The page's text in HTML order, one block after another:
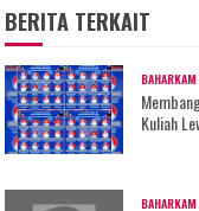
BERITA TERKAIT
BAHARKAM
Kuliah
BAHARKAM